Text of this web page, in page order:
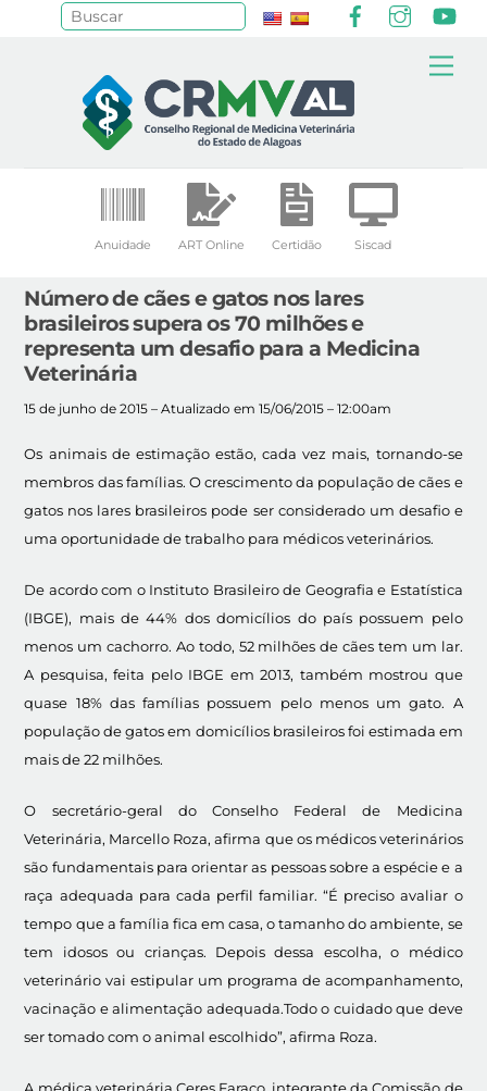
Anuidade ART Online Certidão Siscad
Número de cães e gatos nos lares
brasileiros supera os 70 milhões e
representa um desafio para a Medicina
Veterinária
15 de junho de 2015 – Atualizado em 15/06/2015 – 12:00am
Os animais de estimação estão, cada vez mais, tornando-se
membros das famílias. O crescimento da população de cães e
gatos nos lares brasileiros pode ser considerado um desafio e
uma oportunidade de trabalho para médicos veterinários.
De acordo com o Instituto Brasileiro de Geografia e Estatística
(IBGE), mais de 44% dos domicílios do país possuem pelo
menos um cachorro. Ao todo, 52 milhões de cães tem um lar.
A pesquisa, feita pelo IBGE em 2013, também mostrou que
quase 18% das famílias possuem pelo menos um gato. A
população de gatos em domicílios brasileiros foi estimada em
mais de 22 milhões.
O secretário-geral do Conselho Federal de Medicina
Veterinária, Marcello Roza, afirma que os médicos veterinários
são fundamentais para orientar as pessoas sobre a espécie e a
raça adequada para cada perfil familiar. “É preciso avaliar o
tempo que a família fica em casa, o tamanho do ambiente, se
tem idosos ou crianças. Depois dessa escolha, o médico
veterinário vai estipular um programa de acompanhamento,
vacinação e alimentação adequada.Todo o cuidado que deve
ser tomado com o animal escolhido”, afirma Roza.
A médica veterinária Ceres Faraco, integrante da Comissão de